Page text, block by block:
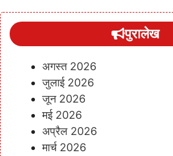
पुरालेख
अगस्त 2026
जुलाई 2026
जून 2026
मई 2026
अप्रैल 2026
मार्च 2026